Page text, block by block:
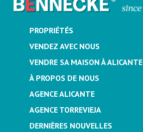
PROPRIÉTÉS
VENDEZ AVEC NOUS
VENDRE SA MAISON À ALICANTE
À PROPOS DE NOUS
AGENCE ALICANTE
AGENCE TORREVIEJA
DERNIÈRES NOUVELLES